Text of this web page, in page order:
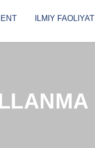
ILMIY FAOLIYAT